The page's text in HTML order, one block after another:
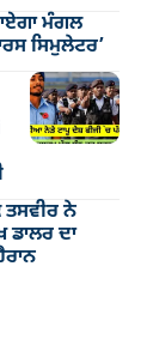
ਮੰਗਲ
ਸਿਮੁਲੇਟਰ’
ਨੇ
ਦਾ